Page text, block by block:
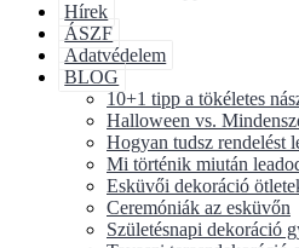
Hírek
ÁSZF
Adatvédelem
BLOG
10+1 tipp a tökéletes
Halloween vs.
Hogyan tudsz rendelést
Mi történik miután
Esküvői dekoráció
Ceremóniák az esküvőn
Születésnapi dekoráció